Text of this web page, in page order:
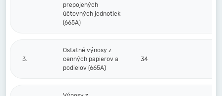
prepojených
účtovných jednotiek
(665A)
3.
Ostatné výnosy z
cenných papierov a
podielov (665A)
34